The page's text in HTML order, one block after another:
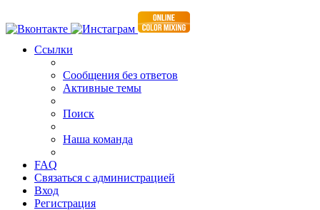
Ссылки
Сообщения без ответов
Активные темы
Поиск
Наша команда
FAQ
Связаться с администрацией
Вход
Регистрация